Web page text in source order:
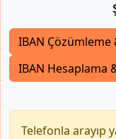
IBAN
IBAN Hesaplama
Telefonla arayıp